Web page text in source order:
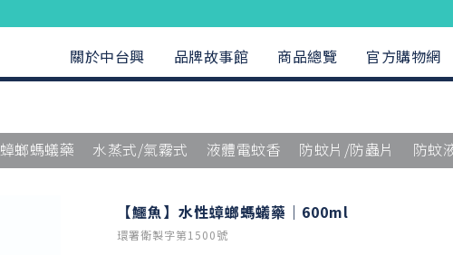
關於中台興 品牌故事館 商品總覽 官方購物網
蟑螂螞蟻藥 水蒸式/氣霧式 液體電蚊香 防蚊片/防蟲片 防蚊
【鱷魚】水性蟑螂螞蟻藥｜600ml
環署衛製字第1500號